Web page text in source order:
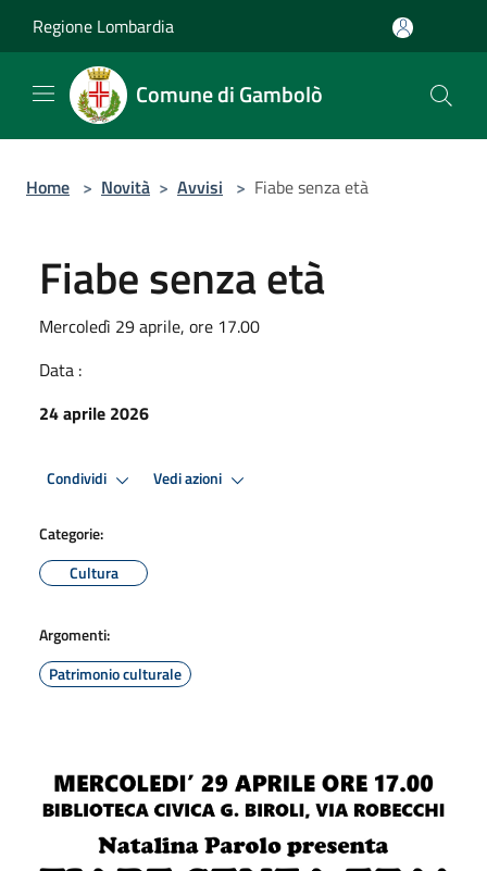
Regione Lombardia
Comune di Gambolò
Home > Novità > Avvisi > Fiabe senza età
Fiabe senza età
Mercoledì 29 aprile, ore 17.00
Data :
24 aprile 2026
Condividi Vedi azioni
Categorie:
Cultura
Argomenti:
Patrimonio culturale